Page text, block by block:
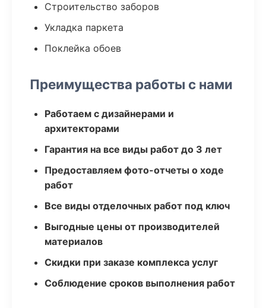
Строительство заборов
Укладка паркета
Поклейка обоев
Преимущества работы с нами
Работаем с дизайнерами и
архитекторами
Гарантия на все виды работ до 3 лет
Предоставляем фото-отчеты о ходе
работ
Все виды отделочных работ под ключ
Выгодные цены от производителей
материалов
Скидки при заказе комплекса услуг
Соблюдение сроков выполнения работ